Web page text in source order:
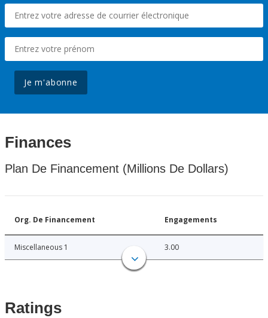
Je m'abonne
Finances
Plan De Financement (Millions De Dollars)
Org. De Financement Engagements
Miscellaneous 1 3.00
Ratings